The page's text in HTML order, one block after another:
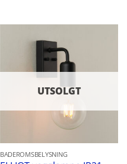
UTSOLGT
BADEROMSBELYSNING